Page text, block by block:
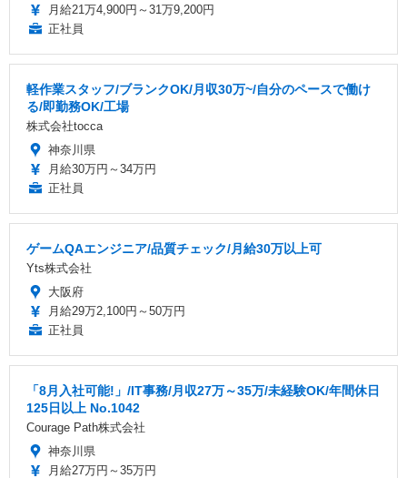
月給21万4,900円～31万9,200円
正社員
軽作業スタッフ/ブランクOK/月収30万~/自分のペースで働け
る/即勤務OK/工場
株式会社tocca
神奈川県
月給30万円～34万円
正社員
ゲームQAエンジニア/品質チェック/月給30万以上可
Yts株式会社
大阪府
月給29万2,100円～50万円
正社員
「8月入社可能!」/IT事務/月収27万～35万/未経験OK/年間休日
125日以上 No.1042
Courage Path株式会社
神奈川県
月給27万円～35万円